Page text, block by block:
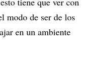
modo de ser de los
en un ambiente